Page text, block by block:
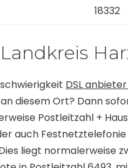
18332
DSL
diesem Ort? Dann
Postleitzahl +
auch
liegt normalerweise